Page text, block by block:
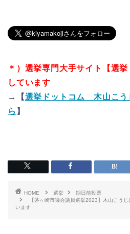
＊）選挙専門大手サイト【選
しています
→【選挙ドットコム 木山こう
ら 】
HOME 選挙
期日前投票
【茅ヶ崎市議会議員選挙2023】木山こう
います